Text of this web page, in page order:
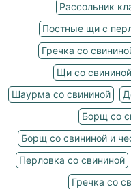
Рассольник
Постные щи с
Гречка со
Щи со свининой
Шаурма со свининой
Борщ со
Борщ со свининой и
Перловка со свининой
Гречка со